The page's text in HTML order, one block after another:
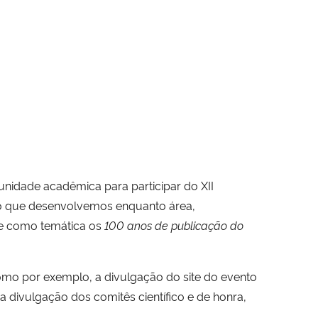
acadêmica para participar do XII
desenvolvemos enquanto área,
como temática os 100 anos de publicação do
por exemplo, a divulgação do site do evento
divulgação dos comitês científico e de honra,